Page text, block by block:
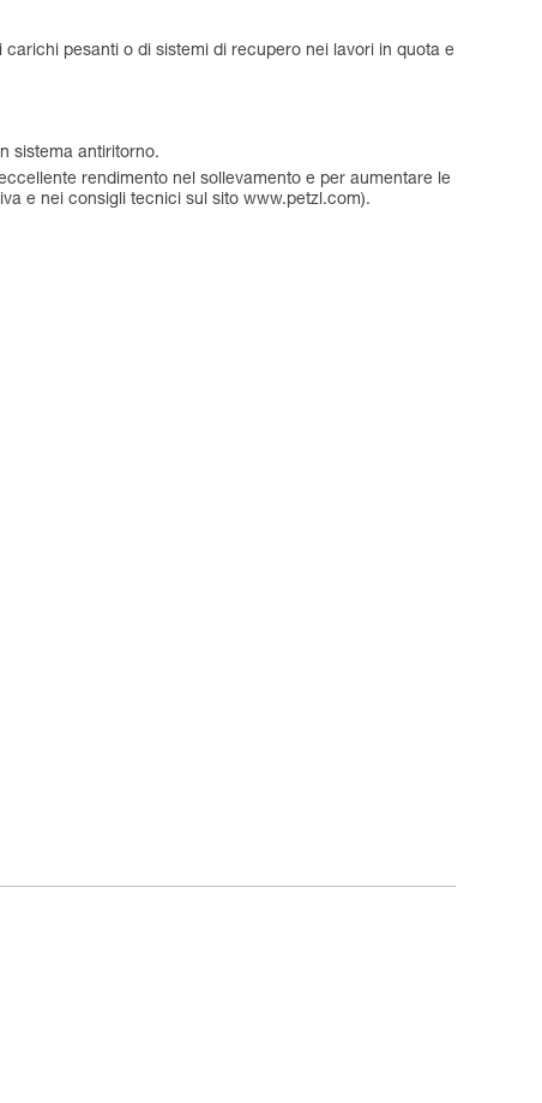
pesanti o di sistemi di recupero nei lavori in quota e
sistema antiritorno.
rendimento nel sollevamento e per aumentare le
e nei consigli tecnici sul sito www.petzl.com).